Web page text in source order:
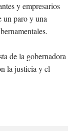
y empresarios
un paro y una
de la gobernadora
la justicia y el